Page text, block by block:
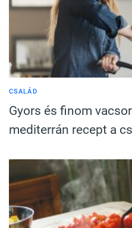
CSALÁD
Gyors és finom
mediterrán recept a